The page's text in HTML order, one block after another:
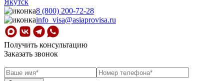
Якутск
8 (800) 200-72-28
info_visa@asiaprovisa.ru
Получить консультацию
Заказать звонок